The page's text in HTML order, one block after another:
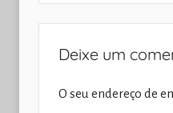
Deixe um
O seu endereço de